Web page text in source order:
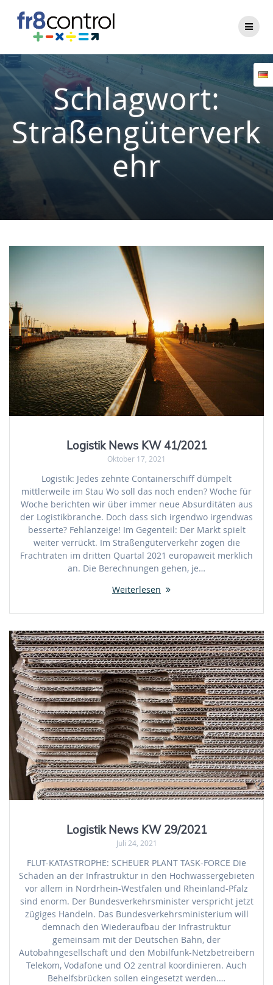
Schlagwort:
Straßengüterverk
ehr
Logistik News KW 41/2021
Oktober 17, 2021
Logistik: Jedes zehnte Containerschiff dümpelt
mittlerweile im Stau Wo soll das noch enden? Woche für
Woche berichten wir über immer neue Absurditäten aus
der Logistikbranche. Doch dass sich irgendwo irgendwas
besserte? Fehlanzeige! Im Gegenteil: Der Markt spielt
weiter verrückt. Im Straßengüterverkehr zogen die
Frachtraten im dritten Quartal 2021 europaweit merklich
an. Die Berechnungen gehen, je…
Weiterlesen
Logistik News KW 29/2021
Juli 24, 2021
FLUT-KATASTROPHE: SCHEUER PLANT TASK-FORCE Die
Schäden an der Infrastruktur in den Hochwassergebieten
vor allem in Nordrhein-Westfalen und Rheinland-Pfalz
sind enorm. Der Bundesverkehrsminister verspricht jetzt
zügiges Handeln. Das Bundesverkehrsministerium will
demnach den Wiederaufbau der Infrastruktur
gemeinsam mit der Deutschen Bahn, der
Autobahngesellschaft und den Mobilfunk-Netzbetreibern
Telekom, Vodafone und O2 zentral koordinieren. Auch
Behelfsbrücken sollen eingesetzt werden.…